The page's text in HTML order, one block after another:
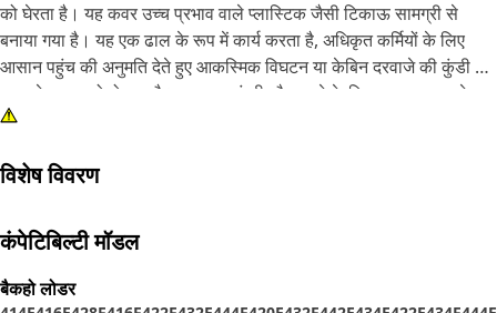
को घेरता है। यह कवर उच्च प्रभाव वाले प्लास्टिक जैसी टिकाऊ सामग्री से
बनाया गया है। यह एक ढाल के रूप में कार्य करता है, अधिकृत कर्मियों के लिए
आसान पहुंच की अनुमति देते हुए आकस्मिक विघटन या केबिन दरवाजे की कुंडी के
साथ छेड़छाड़ को रोकता है। यह धूल, गंदगी और मलबे के खिलाफ एक बाधा के
रूप में कार्य करता है, कठोर वातावरण में कुंडी तंत्र की अखंडता और कार्यक्षमता
• एक विश्वसनीय और प्रभावी अवरोध प्रदान करता है, दूषित पदार्थों के प्रवेश को
रोकता है
• आकस्मिक विघटन को रोकना, यह कवर केबिन दरवाजों की समग्र विश्वसनीयता
में योगदान देता है
विशेष विवरण
कंपेटिबिल्टी मॉडल
बैकहो लोडर